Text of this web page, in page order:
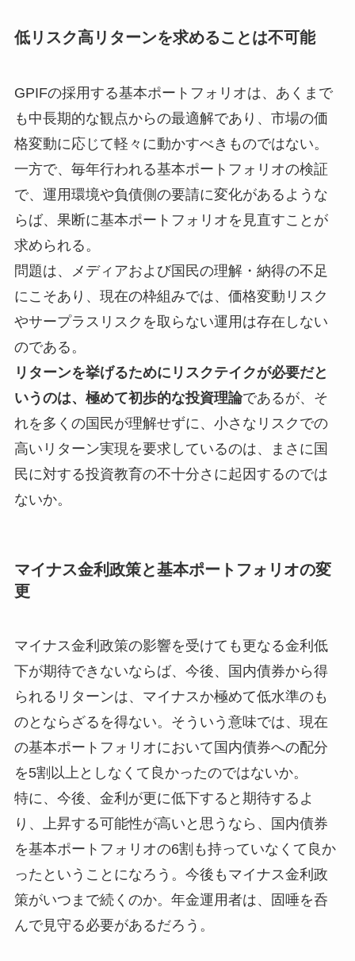
低リスク高リターンを求めることは不可能
GPIFの採用する基本ポートフォリオは、あくまで
も中長期的な観点からの最適解であり、市場の価
格変動に応じて軽々に動かすべきものではない。
一方で、毎年行われる基本ポートフォリオの検証
で、運用環境や負債側の要請に変化があるような
らば、果断に基本ポートフォリオを見直すことが
求められる。
問題は、メディアおよび国民の理解・納得の不足
にこそあり、現在の枠組みでは、価格変動リスク
やサープラスリスクを取らない運用は存在しない
のである。
リターンを挙げるためにリスクテイクが必要だと
いうのは、極めて初歩的な投資理論であるが、そ
れを多くの国民が理解せずに、小さなリスクでの
高いリターン実現を要求しているのは、まさに国
民に対する投資教育の不十分さに起因するのでは
ないか。
マイナス金利政策と基本ポートフォリオの変
更
マイナス金利政策の影響を受けても更なる金利低
下が期待できないならば、今後、国内債券から得
られるリターンは、マイナスか極めて低水準のも
のとならざるを得ない。そういう意味では、現在
の基本ポートフォリオにおいて国内債券への配分
を5割以上としなくて良かったのではないか。
特に、今後、金利が更に低下すると期待するよ
り、上昇する可能性が高いと思うなら、国内債券
を基本ポートフォリオの6割も持っていなくて良か
ったということになろう。今後もマイナス金利政
策がいつまで続くのか。年金運用者は、固唾を呑
んで見守る必要があるだろう。